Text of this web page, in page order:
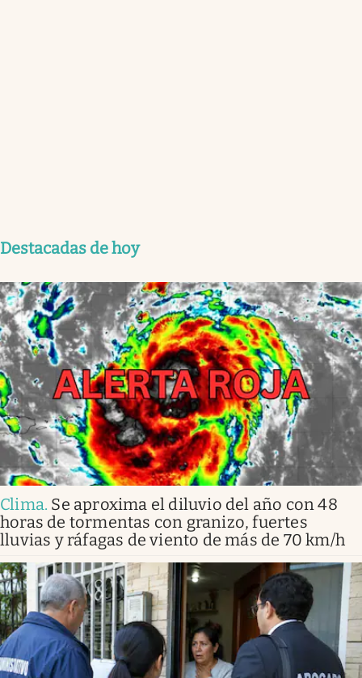
Destacadas de hoy
Clima. Se aproxima el diluvio del año con 48
horas de tormentas con granizo, fuertes
lluvias y ráfagas de viento de más de 70 km/h